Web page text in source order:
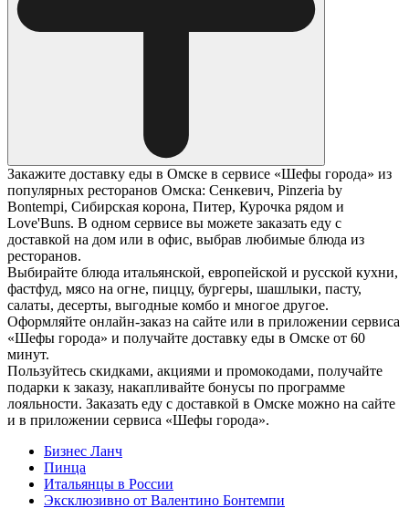
Закажите доставку еды в Омске в сервисе «Шефы города» из
популярных ресторанов Омска: Сенкевич, Pinzeria by
Bontempi, Сибирская корона, Питер, Курочка рядом и
Love'Buns. В одном сервисе вы можете заказать еду с
доставкой на дом или в офис, выбрав любимые блюда из
ресторанов.
Выбирайте блюда итальянской, европейской и русской кухни,
фастфуд, мясо на огне, пиццу, бургеры, шашлыки, пасту,
салаты, десерты, выгодные комбо и многое другое.
Оформляйте онлайн-заказ на сайте или в приложении сервиса
«Шефы города» и получайте доставку еды в Омске от 60
минут.
Пользуйтесь скидками, акциями и промокодами, получайте
подарки к заказу, накапливайте бонусы по программе
лояльности. Заказать еду с доставкой в Омске можно на сайте
и в приложении сервиса «Шефы города».
Бизнес Ланч
Пинца
Итальянцы в России
Эксклюзивно от Валентино Бонтемпи